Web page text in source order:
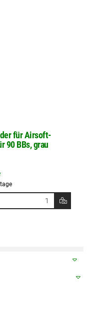
für Airsoft-
90 BBs, grau